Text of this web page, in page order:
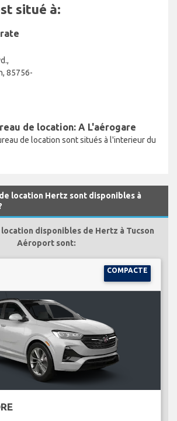
situé à:
85756-
de location: A L'aérogare
de location sont situés à l'interieur du
location Hertz sont disponibles à
disponibles de Hertz à Tucson
Aéroport sont:
COMPACTE